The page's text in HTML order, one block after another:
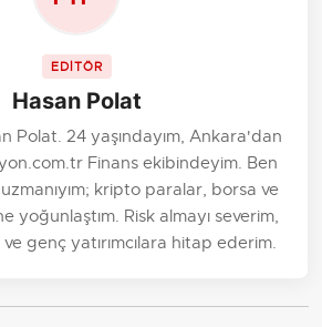
EDİTÖR
Hasan Polat
Polat. 24 yaşındayım, Ankara'dan
Finans ekibindeyim. Ben
kripto paralar, borsa ve
yoğunlaştım. Risk almayı severim,
ve genç yatırımcılara hitap ederim.